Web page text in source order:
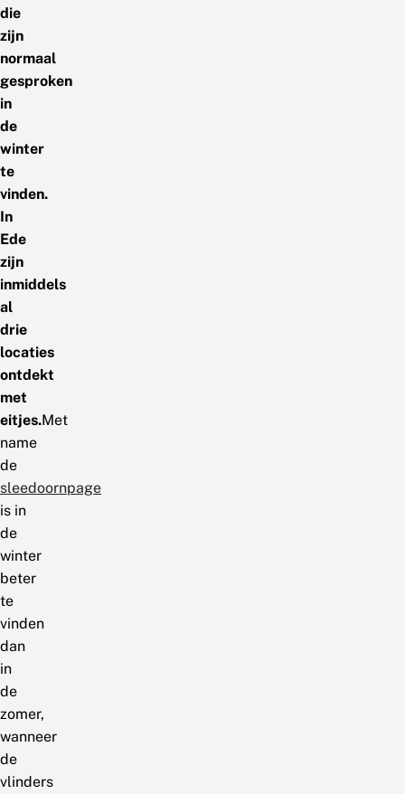
die
zijn
normaal
gesproken
in
de
winter
te
vinden.
In
Ede
zijn
inmiddels
al
drie
locaties
ontdekt
met
eitjes.Met
name
de
sleedoornpage
is in
de
winter
beter
te
vinden
dan
in
de
zomer,
wanneer
de
vlinders